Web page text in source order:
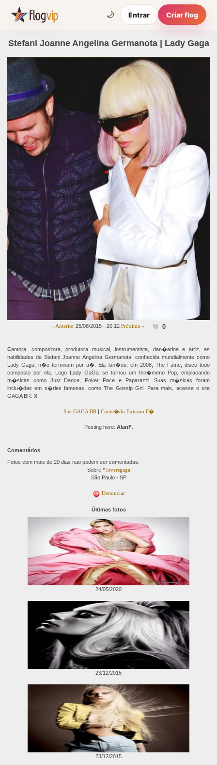
🌙 Entrar Criar flog
Stefani Joanne Angelina Germanota | Lady Gaga
« Anterior 25/08/2015 - 20:12 Próxima » 0
Cantora, compositora, produtora musical, instrumentista, dan�arina e atriz, as
habilidades de Stefani Joanne Angelina Germanota, conhecida mundialmente como
Lady Gaga, n�o terminam por a�. Ela lan�ou, em 2008, The Fame, disco todo
composto por ela. Logo Lady GaGa se tornou um fen�meno Pop, emplacando
m�sicas como Just Dance, Poker Face e Paparazzi. Suas m�sicas foram
inclu�das em s�ries famosas, como The Gossip Girl. Para mais, acesse o site
GAGA BR. X
Site GAGA BR Conte�do Externo F�
Posting here: AlanF.
Comentários
Fotos com mais de 20 dias nao podem ser comentadas.
Sobre * loversgaga
São Paulo - SP
Denunciar
Últimas fotos
24/05/2020
23/12/2015
23/12/2015